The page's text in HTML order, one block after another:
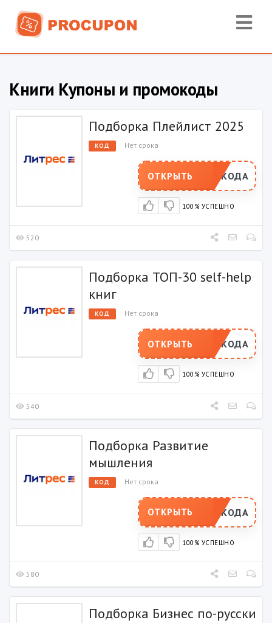
Книги Купоны и промокоды
Подборка Плейлист 2025
КОД Нет срока
РОМОКОДА
ОТКРЫТЬ
100% УСПЕШНО
520
Подборка ТОП-30 self-help
книг
КОД Нет срока
РОМОКОДА
ОТКРЫТЬ
100% УСПЕШНО
540
Подборка Развитие
мышления
КОД Нет срока
РОМОКОДА
ОТКРЫТЬ
100% УСПЕШНО
580
Подборка Бизнес по-русски